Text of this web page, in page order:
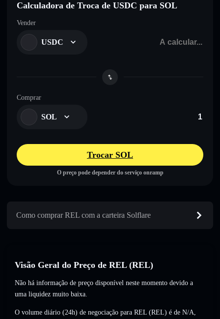
Calculadora de Troca de USDC para SOL
Vender
USDC
Comprar
SOL
Trocar SOL
O preço pode depender do serviço onramp
Como comprar REL com a carteira Solflare
Visão Geral do Preço de REL (REL)
Não há informação de preço disponível neste momento devido a
uma liquidez muito baixa.
O volume diário (24h) de negociação para REL (REL) é de N/A,